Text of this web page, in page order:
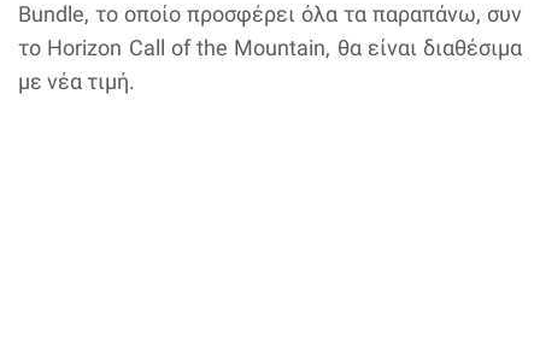
Bundle, το οποίο προσφέρει όλα τα παραπάνω, συν
το Horizon Call of the Mountain, θα είναι διαθέσιμα
με νέα τιμή.